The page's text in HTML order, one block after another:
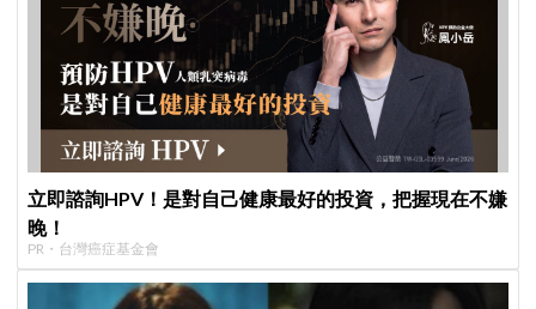
立即諮詢HPV！是對自己健康最好的投資，把握現在不嫌
晚！
PR・台灣癌症基金會